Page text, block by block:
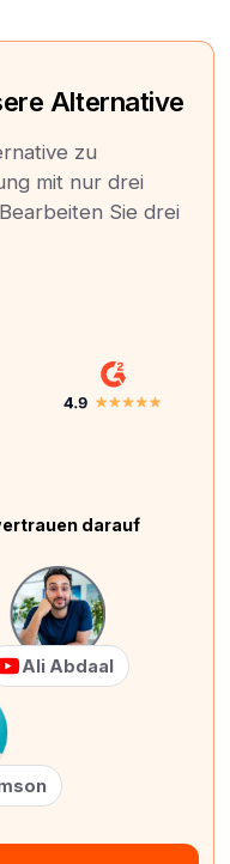
Alternative
zu
mit nur drei
Sie drei
darauf
Ali Abdaal